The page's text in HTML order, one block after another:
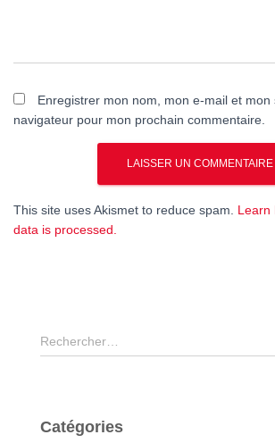
Enregistrer mon nom, mon e-mail et mon
navigateur pour mon prochain commentaire.
This site uses Akismet to reduce spam. Learn
data is processed.
R
e
r
Rechercher…
Catégories